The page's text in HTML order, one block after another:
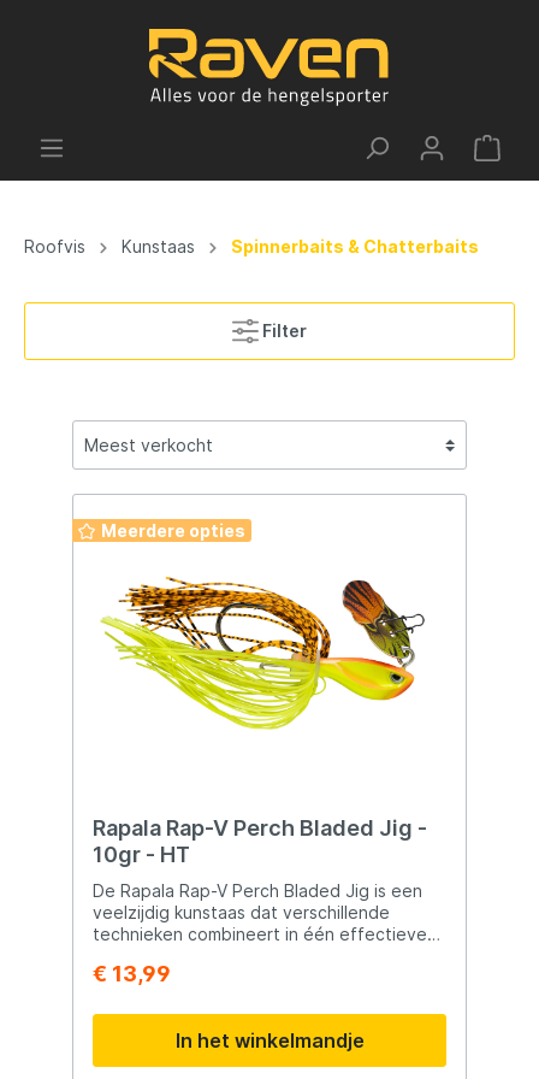
Roofvis Kunstaas Spinnerbaits & Chatterbaits
Filter
Meerdere opties
Rapala Rap-V Perch Bladed Jig -
10gr - HT
De Rapala Rap-V Perch Bladed Jig is een
veelzijdig kunstaas dat verschillende
technieken combineert in één effectieve
voor sterke trillingen en reflecties die
geeft extra volume en een natuurlijke
uitstraling onder water. Het kunstaas kan
eenvoudig worden uitgebreid met een
€ 13,99
In het winkelmandje